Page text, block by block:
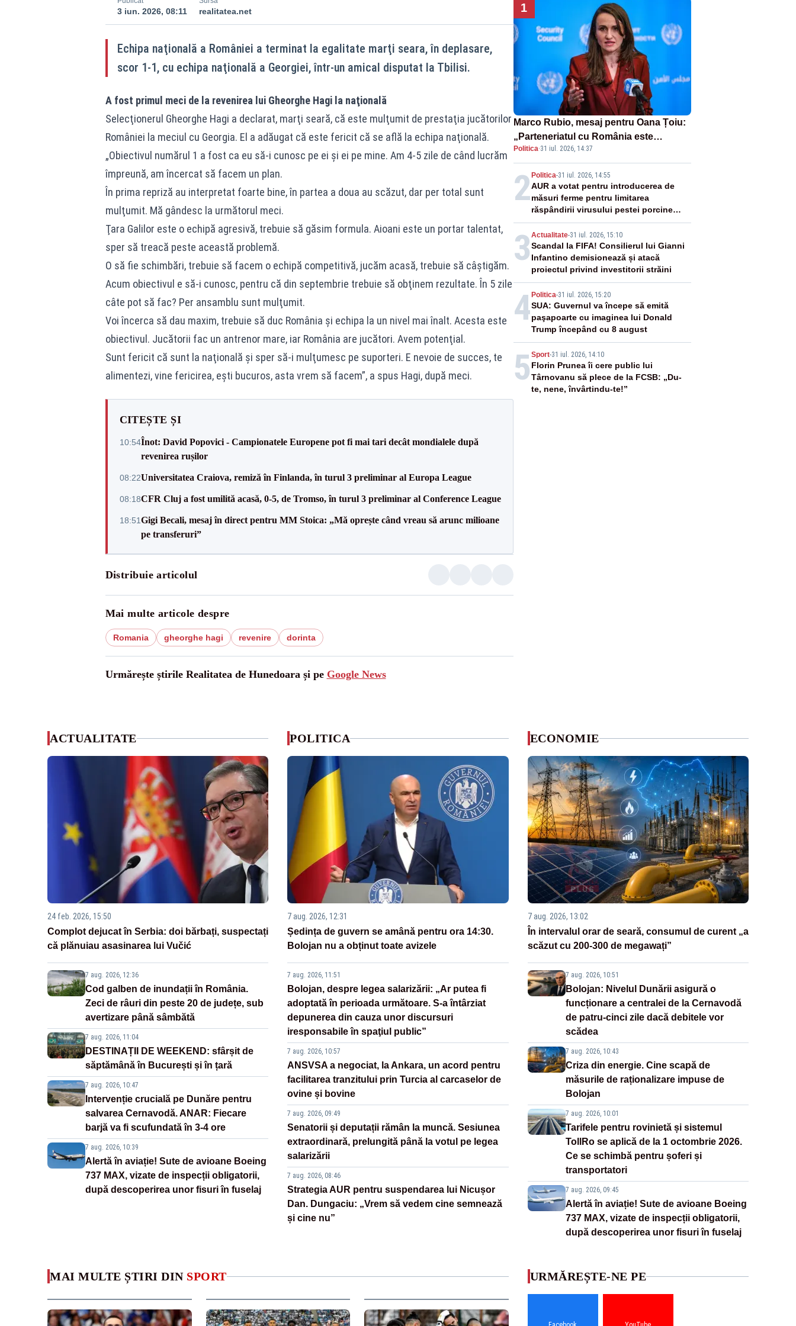
3 iun. 2026, 08:11 realitatea.net
Echipa naţională a României a terminat la egalitate marţi seara, în deplasare,
scor 1-1, cu echipa naţională a Georgiei, într-un amical disputat la Tbilisi.
A fost primul meci de la revenirea lui Gheorghe Hagi la naţională
Selecţionerul Gheorghe Hagi a declarat, marţi seară, că este mulţumit de prestaţia jucătorilor
României la meciul cu Georgia. El a adăugat că este fericit că se află la echipa naţională.
„Obiectivul numărul 1 a fost ca eu să-i cunosc pe ei şi ei pe mine. Am 4-5 zile de când lucrăm
împreună, am încercat să facem un plan.
În prima repriză au interpretat foarte bine, în partea a doua au scăzut, dar per total sunt
mulţumit. Mă gândesc la următorul meci.
Ţara Galilor este o echipă agresivă, trebuie să găsim formula. Aioani este un portar talentat,
sper să treacă peste această problemă.
O să fie schimbări, trebuie să facem o echipă competitivă, jucăm acasă, trebuie să câştigăm.
Acum obiectivul e să-i cunosc, pentru că din septembrie trebuie să obţinem rezultate. În 5 zile
câte pot să fac? Per ansamblu sunt mulţumit.
Voi încerca să dau maxim, trebuie să duc România şi echipa la un nivel mai înalt. Acesta este
obiectivul. Jucătorii fac un antrenor mare, iar România are jucători. Avem potenţial.
Sunt fericit că sunt la naţională şi sper să-i mulţumesc pe suporteri. E nevoie de succes, te
alimentezi, vine fericirea, eşti bucuros, asta vrem să facem”, a spus Hagi, după meci.
CITEȘTE ȘI
10:54Înot: David Popovici - Campionatele Europene pot fi mai tari decât mondialele după
revenirea rușilor
08:22Universitatea Craiova, remiză în Finlanda, în turul 3 preliminar al Europa League
08:18CFR Cluj a fost umilită acasă, 0-5, de Tromso, în turul 3 preliminar al Conference League
18:51Gigi Becali, mesaj în direct pentru MM Stoica: „Mă oprește când vreau să arunc milioane
pe transferuri”
Distribuie articolul
Mai multe articole despre
Romania gheorghe hagi revenire dorinta
Urmărește știrile Realitatea de Hunedoara și pe Google News
1
Marco Rubio, mesaj pentru Oana Țoiu:
„Parteneriatul cu România este
puternic și prețuit”
Politica·31 iul. 2026, 14:37
2 Politica-31 iul. 2026, 14:55
AUR a votat pentru introducerea de
măsuri ferme pentru limitarea
răspândirii virusului pestei porcine
africane
3 Actualitate-31 iul. 2026, 15:10
Scandal la FIFA! Consilierul lui Gianni
Infantino demisionează și atacă
proiectul privind investitorii străini
4 Politica-31 iul. 2026, 15:20
SUA: Guvernul va începe să emită
paşapoarte cu imaginea lui Donald
Trump începând cu 8 august
5 Sport-31 iul. 2026, 14:10
Florin Prunea îi cere public lui
Târnovanu să plece de la FCSB: „Du-
te, nene, învârtindu-te!”
ACTUALITATE
24 feb. 2026, 15:50
Complot dejucat în Serbia: doi bărbați, suspectați
că plănuiau asasinarea lui Vučić
7 aug. 2026, 12:36
Cod galben de inundații în România.
Zeci de râuri din peste 20 de județe, sub
avertizare până sâmbătă
7 aug. 2026, 11:04
DESTINAȚII DE WEEKEND: sfârșit de
săptămână în București și în țară
7 aug. 2026, 10:47
Intervenție crucială pe Dunăre pentru
salvarea Cernavodă. ANAR: Fiecare
barjă va fi scufundată în 3-4 ore
7 aug. 2026, 10:39
Alertă în aviație! Sute de avioane Boeing
737 MAX, vizate de inspecții obligatorii,
după descoperirea unor fisuri în fuselaj
POLITICA
7 aug. 2026, 12:31
Ședința de guvern se amână pentru ora 14:30.
Bolojan nu a obținut toate avizele
7 aug. 2026, 11:51
Bolojan, despre legea salarizării: „Ar putea fi
adoptată în perioada următoare. S-a întârziat
depunerea din cauza unor discursuri
iresponsabile în spaţiul public”
7 aug. 2026, 10:57
ANSVSA a negociat, la Ankara, un acord pentru
facilitarea tranzitului prin Turcia al carcaselor de
ovine și bovine
7 aug. 2026, 09:49
Senatorii și deputații rămân la muncă. Sesiunea
extraordinară, prelungită până la votul pe legea
salarizării
7 aug. 2026, 08:46
Strategia AUR pentru suspendarea lui Nicușor
Dan. Dungaciu: „Vrem să vedem cine semnează
și cine nu”
ECONOMIE
7 aug. 2026, 13:02
În intervalul orar de seară, consumul de curent „a
scăzut cu 200-300 de megawați”
7 aug. 2026, 10:51
Bolojan: Nivelul Dunării asigură o
funcționare a centralei de la Cernavodă
de patru-cinci zile dacă debitele vor
scădea
7 aug. 2026, 10:43
Criza din energie. Cine scapă de
măsurile de raționalizare impuse de
Bolojan
7 aug. 2026, 10:01
Tarifele pentru rovinietă și sistemul
TollRo se aplică de la 1 octombrie 2026.
Ce se schimbă pentru șoferi și
transportatori
7 aug. 2026, 09:45
Alertă în aviație! Sute de avioane Boeing
737 MAX, vizate de inspecții obligatorii,
după descoperirea unor fisuri în fuselaj
MAI MULTE ȘTIRI DIN SPORT URMĂREȘTE-NE PE